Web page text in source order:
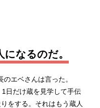
なるのだ。
エベさんは言った。
1日だけ蔵を見学して手伝
をする。それはもう蔵人